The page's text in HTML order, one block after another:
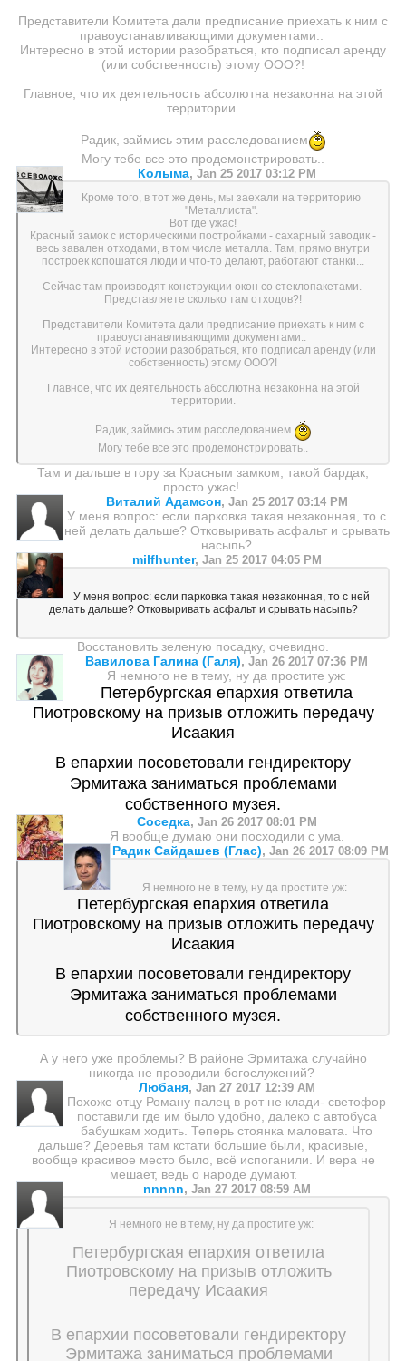
Представители Комитета дали предписание приехать к ним с
правоустанавливающими документами..
Интересно в этой истории разобраться, кто подписал аренду
(или собственность) этому ООО?!
Главное, что их деятельность абсолютна незаконна на этой
территории.
Радик, займись этим расследованием
Могу тебе все это продемонстрировать..
Колыма, Jan 25 2017 03:12 PM
Кроме того, в тот же день, мы заехали на территорию
"Металлиста".
Вот где ужас!
Красный замок с историческими постройками - сахарный заводик -
весь завален отходами, в том числе металла. Там, прямо внутри
построек копошатся люди и что-то делают, работают станки...
Сейчас там производят конструкции окон со стеклопакетами.
Представляете сколько там отходов?!
Представители Комитета дали предписание приехать к ним с
правоустанавливающими документами..
Интересно в этой истории разобраться, кто подписал аренду (или
собственность) этому ООО?!
Главное, что их деятельность абсолютна незаконна на этой
территории.
Радик, займись этим расследованием
Могу тебе все это продемонстрировать..
Там и дальше в гору за Красным замком, такой бардак,
просто ужас!
Виталий Адамсон, Jan 25 2017 03:14 PM
У меня вопрос: если парковка такая незаконная, то с
ней делать дальше? Отковыривать асфальт и срывать
насыпь?
milfhunter, Jan 25 2017 04:05 PM
У меня вопрос: если парковка такая незаконная, то с ней
делать дальше? Отковыривать асфальт и срывать насыпь?
Восстановить зеленую посадку, очевидно.
Вавилова Галина (Галя), Jan 26 2017 07:36 PM
Я немного не в тему, ну да простите уж:
Петербургская епархия ответила
Пиотровскому на призыв отложить передачу
Исаакия
В епархии посоветовали гендиректору
Эрмитажа заниматься проблемами
собственного музея.
Соседка, Jan 26 2017 08:01 PM
Я вообще думаю они посходили с ума.
Радик Сайдашев (Глас), Jan 26 2017 08:09 PM
Я немного не в тему, ну да простите уж:
Петербургская епархия ответила
Пиотровскому на призыв отложить передачу
Исаакия
В епархии посоветовали гендиректору
Эрмитажа заниматься проблемами
собственного музея.
А у него уже проблемы? В районе Эрмитажа случайно
никогда не проводили богослужений?
Любаня, Jan 27 2017 12:39 AM
Похоже отцу Роману палец в рот не клади- светофор
поставили где им было удобно, далеко с автобуса
бабушкам ходить. Теперь стоянка маловата. Что
дальше? Деревья там кстати большие были, красивые,
вообще красивое место было, всё испоганили. И вера не
мешает, ведь о народе думают.
nnnnn, Jan 27 2017 08:59 AM
Я немного не в тему, ну да простите уж:
Петербургская епархия ответила
Пиотровскому на призыв отложить
передачу Исаакия
В епархии посоветовали гендиректору
Эрмитажа заниматься проблемами